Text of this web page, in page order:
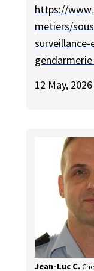
https://
metiers/
12 May,
Jean-Luc C.